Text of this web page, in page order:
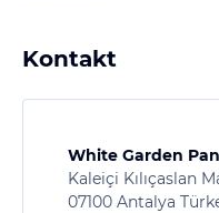
Kontakt
White Garden
Kaleiçi Kılıçaslan
07100 Antalya